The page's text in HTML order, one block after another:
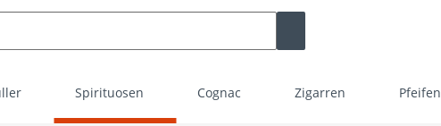
Spirituosen Cognac Zigarren Pfeifen